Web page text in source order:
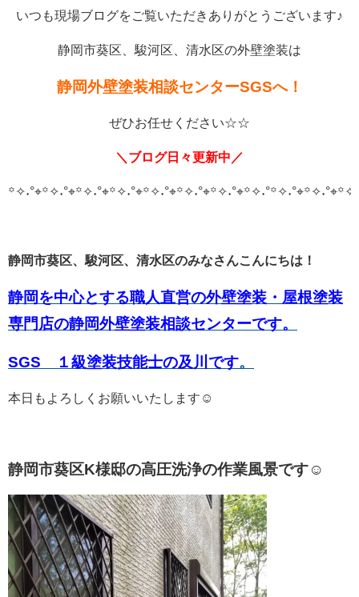
いつも現場ブログをご覧いただきありがとうございます♪
静岡市葵区、駿河区、清水区の外壁塗装は
静岡外壁塗装相談センターSGSへ！
ぜひお任せください☆☆
＼ブログ日々更新中／
꙳✧˖°⌖꙳✧˖°⌖꙳✧˖°⌖꙳✧˖°⌖꙳✧˖°⌖꙳✧˖°⌖꙳✧˖°⌖꙳✧˖°
静岡市葵区、駿河区、清水区のみなさんこんにちは！
静岡を中心とする職人直営の外壁塗装・屋根塗装
専門店の静岡外壁塗装相談センターです。
SGS １級塗装技能士の及川です。
本日もよろしくお願いいたします☺
静岡市葵区K様邸の高圧洗浄の作業風景です☺